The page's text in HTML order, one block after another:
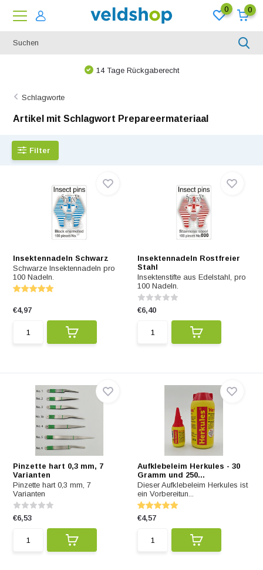
0 0
Bei uns ist nichts unmöglich!
Schlagworte
Artikel mit Schlagwort Prepareermateriaal
Filter
Insektennadeln Schwarz
Schwarze Insektennadeln pro
100 Nadeln.
€4,97
Insektennadeln Rostfreier
Stahl
Insektenstifte aus Edelstahl, pro
100 Nadeln.
€6,40
Pinzette hart 0,3 mm, 7
Varianten
Pinzette hart 0,3 mm, 7
Varianten
€6,53
Aufklebeleim Herkules - 30
Gramm und 250...
Dieser Aufklebeleim Herkules ist
ein Vorbereitun...
€4,57